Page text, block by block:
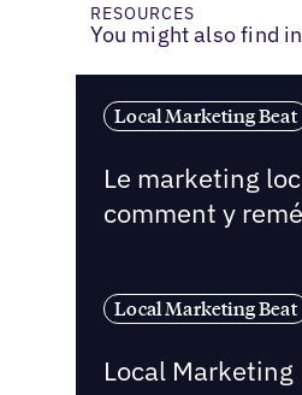
RESOURCES
You might also find
Local Marketing Beat
Le marketing
comment y
Local Marketing Beat
Local